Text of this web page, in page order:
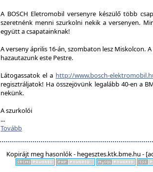
A BOSCH Eletromobil versenyre készülő több
szeretnénk menni szurkolni nekik a versenyen.
együtt a csapatainknak!
A verseny április 16-án, szombaton lesz Miskolcon.
hazautazunk este Pestre.
Látogassatok el a http://www.bosch-
regisztráljatok! Ha összejövünk legalább 40-en a
nekünk.
A szurkolói
...
Tovább
Kopirájt meg hasonlók - hegesztes.ktk.bme.hu -